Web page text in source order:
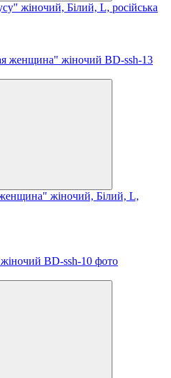
жіночий, Білий, L, російська
жіночий, Білий, L,